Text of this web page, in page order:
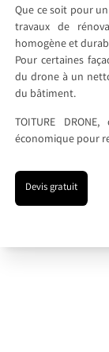
Que ce soit pour
travaux de
homogène et
Pour certaines
du drone à un
du bâtiment.
TOITURE
économique pour
Devis gratuit